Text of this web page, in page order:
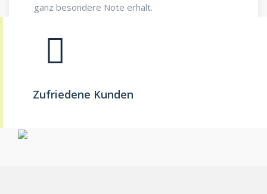
ganz besondere Note erhält.
Zufriedene Kunden